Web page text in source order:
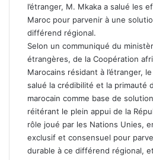
l’étranger, M. Mkaka a salué les
Maroc pour parvenir à une
différend régional.
Selon un communiqué du
étrangères, de la Coopération
Marocains résidant à l’étranger,
salué la crédibilité et la primauté
marocain comme base de
réitérant le plein appui de la
rôle joué par les Nations Unies,
exclusif et consensuel pour
durable à ce différend régional,